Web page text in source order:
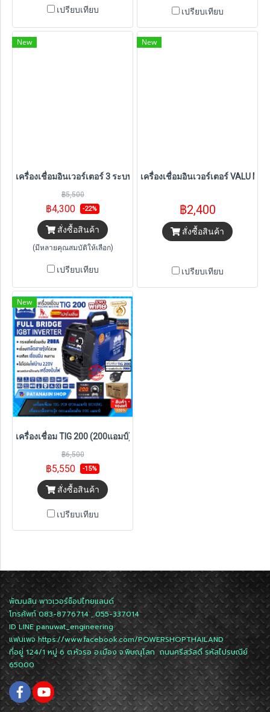
เปรียบเทียบ เปรียบเทียบ
New
เครื่องเชื่อมอินเวอร์เตอร์ 3 ระบบ MIG-MMA-TIG LIFT 120-200A
฿5,500
฿4,300 -22%
สั่งซื้อสินค้า
(มีหลายคุณสมบัติให้เลือก)
เปรียบเทียบ
New
เครื่องเชื่อมอินเวอร์เตอร์ VALU
฿2,400
สั่งซื้อสินค้า
เปรียบเทียบ
New
เครื่องเชื่อม TIG 200 (200แอมป์) BOXING
฿6,500
฿5,550 -15%
สั่งซื้อสินค้า
เปรียบเทียบ
พัฒนสิน พาวเวอร์ช็อปไทยแลนด์
โทรศัพท์ 083-8776714 , 055-337014
ID LINEpanuwat_engineering
แฟนเพจhttps://www.facebook.com/POWERSHOPTHAILAND
ที่อยู่ 124/1 หมู่ 6 ต.หัวรอ อ.เมือง จ.พิษณุโลก ถนนศรีสวัสดิ์ รหัสไปรษณีย์
65000